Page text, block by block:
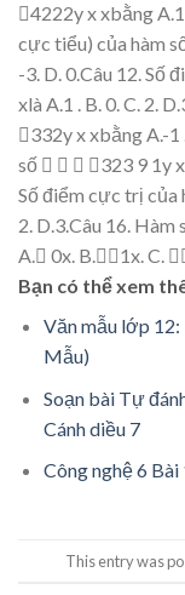
4222yxxbằngA.1
cực tiểu) của hàm s
-3. D.0.Câu 12.Số
xlà A.1 . B.0.C. 2. D.
332yxxbằngA.-1
số    323 9 1yx
Sốđiểm cực trị của
2. D.3.Câu 16. Hàm s
A. 0x. B.1x.C.
Bạn có thể xem
Văn mẫu lớp
Mẫu)
Soạn bài Tự
Cánh diều 7
Công nghệ 6
This entry was